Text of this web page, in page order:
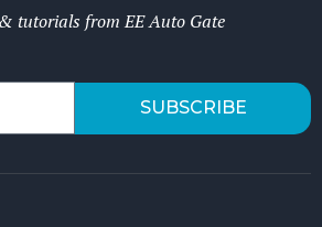
tutorials from EE Auto Gate
SUBSCRIBE